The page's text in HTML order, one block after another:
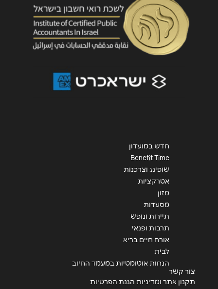
שליחה
חדש במועדון
Benefit Time
שופינג וצרכנות
אטרקציות
מזון
מסעדות
תיירות ונופש
תרבות ופנאי
אורח חיים בריא
לבית
הנחות אוטומטיות במעמד החיוב
צור קשר
תקנון אתר ומדיניות הגנת הפרטיות